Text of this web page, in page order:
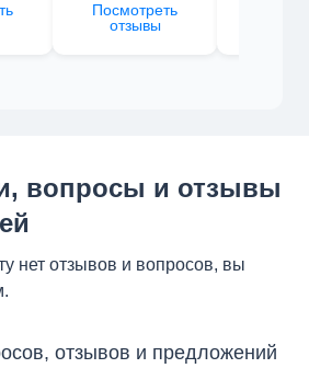
Посмотреть
отзывы
вопросы и отзывы
нет отзывов и вопросов, вы
отзывов и предложений